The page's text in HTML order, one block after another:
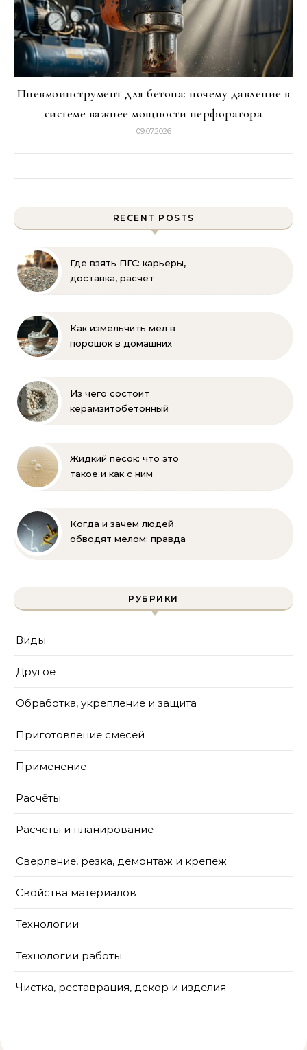
Пневмоинструмент для бетона: почему давление в
системе важнее мощности перфоратора
09.07.2026
RECENT POSTS
Где взять ПГС: карьеры,
доставка, расчет
Как измельчить мел в
порошок в домашних
проверенные способы
Из чего состоит
керамзитобетонный
Жидкий песок: что это
такое и как с ним
Когда и зачем людей
обводят мелом: правда
РУБРИКИ
Виды
Другое
Обработка, укрепление и защита
Приготовление смесей
Применение
Расчёты
Расчеты и планирование
Сверление, резка, демонтаж и крепеж
Свойства материалов
Технологии
Технологии работы
Чистка, реставрация, декор и изделия